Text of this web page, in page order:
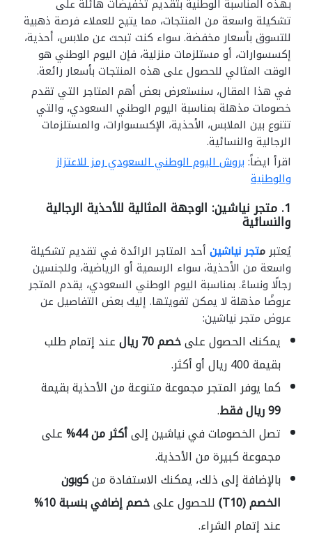
بهذه المناسبة الوطنية بتقديم تخفيضات هائلة على
تشكيلة واسعة من المنتجات، مما يتيح للعملاء فرصة ذهبية
للتسوق بأسعار مخفضة. سواء كنت تبحث عن ملابس، أحذية،
إكسسوارات، أو مستلزمات منزلية، فإن اليوم الوطني هو
الوقت المثالي للحصول على هذه المنتجات بأسعار رائعة.
في هذا المقال، سنستعرض بعض أهم المتاجر التي تقدم
خصومات مذهلة بمناسبة اليوم الوطني السعودي، والتي
تتنوع بين الملابس، الأحذية، الإكسسوارات، والمستلزمات
الرجالية والنسائية.
اقرأ ايضاً: بروش اليوم الوطني السعودي رمز للاعتزاز
والوطنية
1. متجر نياشين: الوجهة المثالية للأحذية الرجالية
والنسائية
يُعتبرمتجر نياشين أحد المتاجر الرائدة في تقديم تشكيلة
واسعة من الأحذية، سواء الرسمية أو الرياضية، وللجنسين
رجالًا ونساءً. بمناسبة اليوم الوطني السعودي، يقدم المتجر
عروضًا مذهلة لا يمكن تفويتها. إليك بعض التفاصيل عن
عروض متجر نياشين:
يمكنك الحصول علىخصم 70 ريال
عند إتمام طلب
بقيمة 400 ريال أو أكثر.
كما يوفر المتجر مجموعة متنوعة من الأحذية بقيمة
99 ريال فقط
.
تصل الخصومات في نياشين إلىأكثر من 44%
على
مجموعة كبيرة من الأحذية.
بالإضافة إلى ذلك، يمكنك الاستفادة منكوبون
الخصم (T10)
للحصول علىخصم إضافي بنسبة 10%
عند إتمام الشراء.